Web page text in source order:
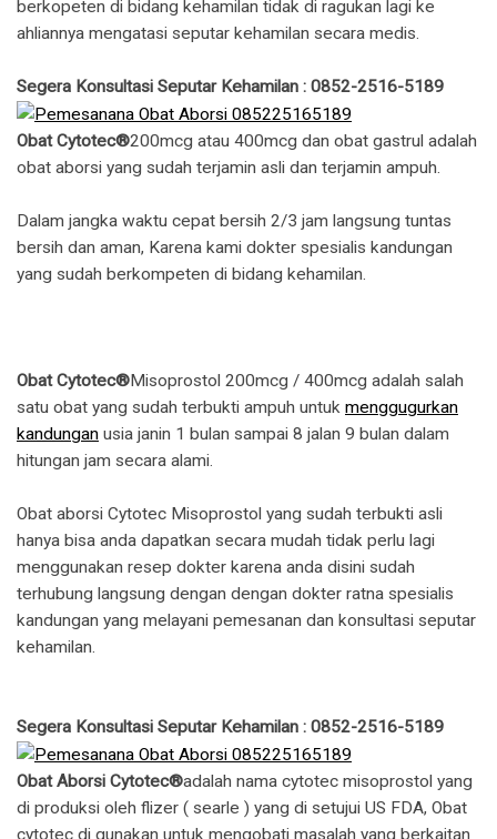
berkopeten di bidang kehamilan tidak di ragukan lagi ke
ahliannya mengatasi seputar kehamilan secara medis.
Segera Konsultasi Seputar Kehamilan : 0852-2516-5189
Obat Cytotec®200mcg atau 400mcg dan obat gastrul adalah
obat aborsi yang sudah terjamin asli dan terjamin ampuh.
Dalam jangka waktu cepat bersih 2/3 jam langsung tuntas
bersih dan aman, Karena kami dokter spesialis kandungan
yang sudah berkompeten di bidang kehamilan.
Obat Cytotec®Misoprostol 200mcg / 400mcg adalah salah
satu obat yang sudah terbukti ampuh untuk menggugurkan
kandungan usia janin 1 bulan sampai 8 jalan 9 bulan dalam
hitungan jam secara alami.
Obat aborsi Cytotec Misoprostol yang sudah terbukti asli
hanya bisa anda dapatkan secara mudah tidak perlu lagi
menggunakan resep dokter karena anda disini sudah
terhubung langsung dengan dengan dokter ratna spesialis
kandungan yang melayani pemesanan dan konsultasi seputar
kehamilan.
Segera Konsultasi Seputar Kehamilan : 0852-2516-5189
Obat Aborsi Cytotec®adalah nama cytotec misoprostol yang
di produksi oleh flizer ( searle ) yang di setujui US FDA, Obat
cytotec di gunakan untuk mengobati masalah yang berkaitan